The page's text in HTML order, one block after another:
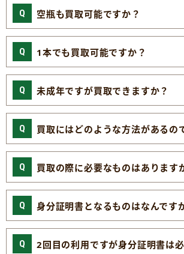
空瓶も買取可能ですか？
1本でも買取可能ですか？
未成年ですが買取できますか？
買取にはどのような方法があるの
買取の際に必要なものはあります
身分証明書となるものはなんです
2回目の利用ですが身分証明書は